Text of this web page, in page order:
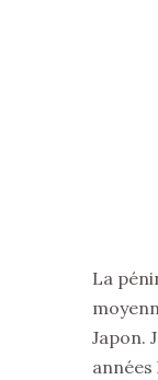
La
Japon.